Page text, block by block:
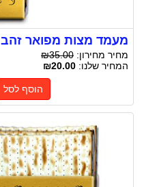
מעמד מצות מפואר זהב 3
מחיר מחירון: ₪35.00
המחיר שלנו: ₪20.00
הוסף לסל